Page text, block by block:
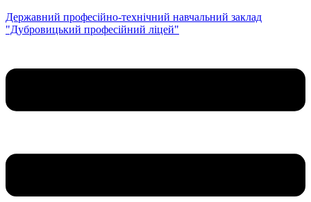
Державний професійно-технічний навчальний заклад
"Дубровицький професійний ліцей"